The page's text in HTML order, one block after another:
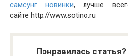
самсунг новинки, лучше
сайте http://www.sotino.ru
Понравилась